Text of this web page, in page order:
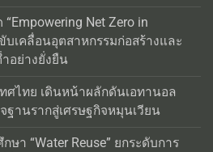
Net Zero in
บเคลื่อนอุตสาหกรรมก่อสร้างและ
อย่างยั่งยืน
ศไทย เดินหน้าผลักดันเอทานอล
ฐานรากสู่เศรษฐกิจหมุนเวียน
ษา “Water Reuse” ยกระดับการ